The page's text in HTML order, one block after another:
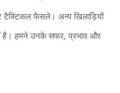
टैक्टिकल फैसले। अन्य खिलाड़ियों
है। हमने उनके सफर, प्रभाव और